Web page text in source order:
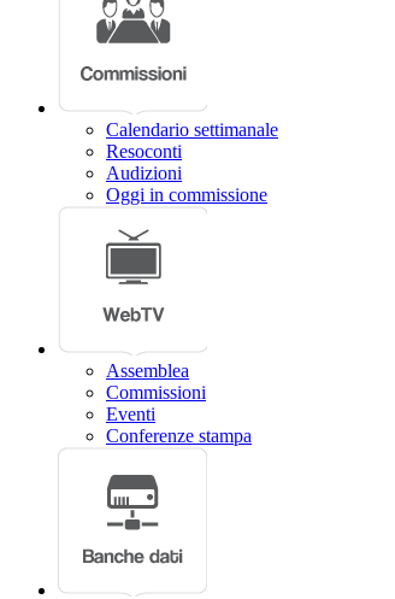
Calendario settimanale
Resoconti
Audizioni
Oggi in commissione
Assemblea
Commissioni
Eventi
Conferenze stampa